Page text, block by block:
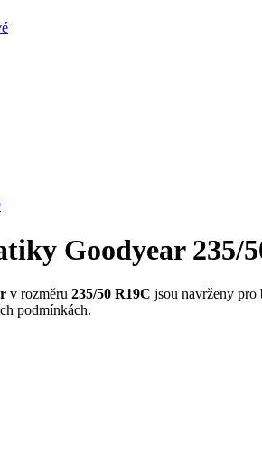
Goodyear 235/
v rozměru 235/50 R19C jsou navrženy
podmínkách.